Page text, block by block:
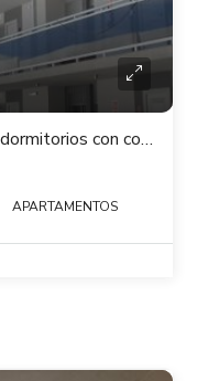
Apartamento en alquiler de 2 dormitorios con cochera en Cantaros del Prado
APARTAMENTOS